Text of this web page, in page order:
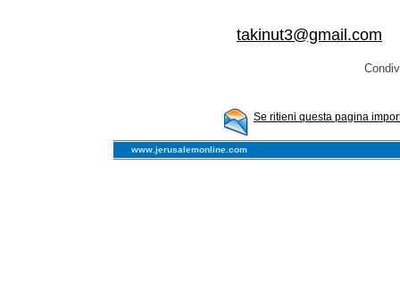
takinut3@gmail.com
Se ritieni questa pagina
www.jerusalemonline.com